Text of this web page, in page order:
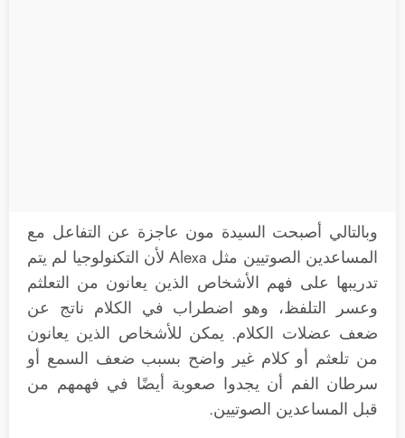
وبالتالي أصبحت السيدة مون عاجزة عن التفاعل مع
المساعدين الصوتيين مثل Alexa لأن التكنولوجيا لم يتم
تدريبها على فهم الأشخاص الذين يعانون من التعلثم
وعسر التلفظ، وهو اضطراب في الكلام ناتج عن
ضعف عضلات الكلام. يمكن للأشخاص الذين يعانون
من تلعثم أو كلام غير واضح بسبب ضعف السمع أو
سرطان الفم أن يجدوا صعوبة أيضًا في فهمهم من
قبل المساعدين الصوتيين.